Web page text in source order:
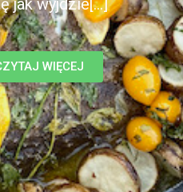
jak wyjdzie[...]
WIĘCEJ